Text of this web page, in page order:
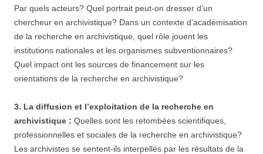
Par quels acteurs? Quel portrait peut-on dresser d’un
chercheur en archivistique? Dans un contexte d’académisation
de la recherche en archivistique, quel rôle jouent les
institutions nationales et les organismes subventionnaires?
Quel impact ont les sources de financement sur les
orientations de la recherche en archivistique?
3. La diffusion et l’exploitation de la recherche en
archivistique : Quelles sont les retombées scientifiques,
professionnelles et sociales de la recherche en archivistique?
Les archivistes se sentent-ils interpellés par les résultats de la